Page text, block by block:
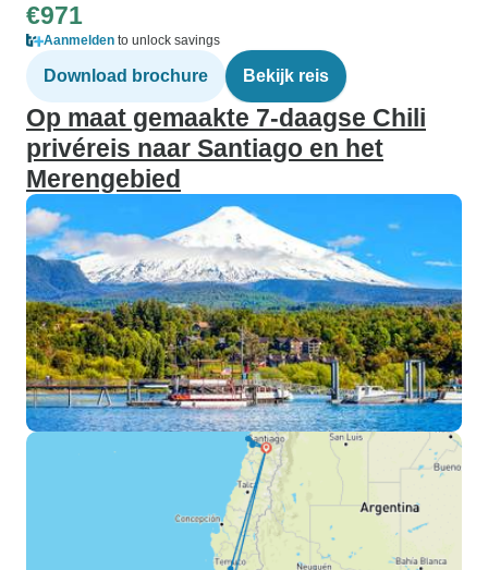
€971
Aanmelden to unlock savings
Download brochure Bekijk reis
Op maat gemaakte 7-daagse Chili
privéreis naar Santiago en het
Merengebied